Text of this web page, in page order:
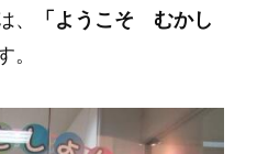
、
「ようこそ むかし
。